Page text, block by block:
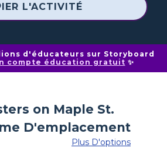
L'ACTIVITÉ
d'éducateurs sur Storyboard
compte éducation gratuit ✨
Plus D'options